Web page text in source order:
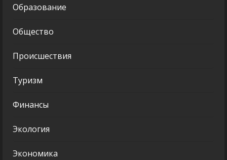
Образование
Общество
Происшествия
Туризм
Финансы
Экология
Экономика